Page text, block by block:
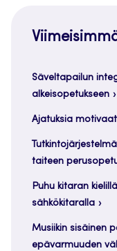
Säveltapailun
alkeisopetukseen
Ajatuksia
taiteen
Puhu kitaran
sähkökitaralla
Musiikin sisäinen
epävarmuuden